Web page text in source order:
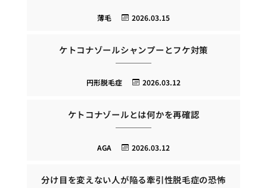
2026.03.15
薄毛
ケトコナゾールシャンプーとフケ対策
2026.03.12
円形脱毛症
ケトコナゾールとは何かを再確認
2026.03.12
AGA
分け目を変えない人が陥る牽引性脱毛症の恐怖